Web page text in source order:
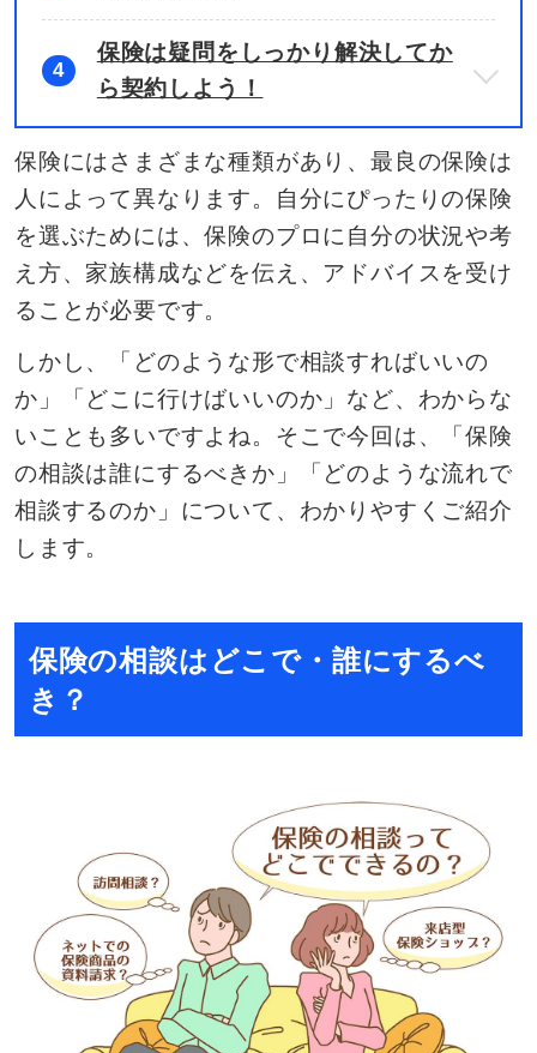
4
保険は疑問をしっかり解決してか
ら契約しよう！
保険にはさまざまな種類があり、最良の保険は
人によって異なります。自分にぴったりの保険
を選ぶためには、保険のプロに自分の状況や考
え方、家族構成などを伝え、アドバイスを受け
ることが必要です。
しかし、「どのような形で相談すればいいの
か」「どこに行けばいいのか」など、わからな
いことも多いですよね。そこで今回は、「保険
の相談は誰にするべきか」「どのような流れで
相談するのか」について、わかりやすくご紹介
します。
保険の相談はどこで・誰にするべ
き？